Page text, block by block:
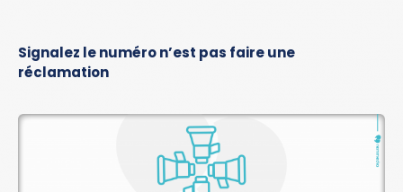
Signalez le numéro n’est pas faire une
réclamation